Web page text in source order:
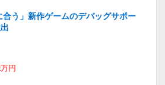
う」新作ゲームのデバッグサポー
円